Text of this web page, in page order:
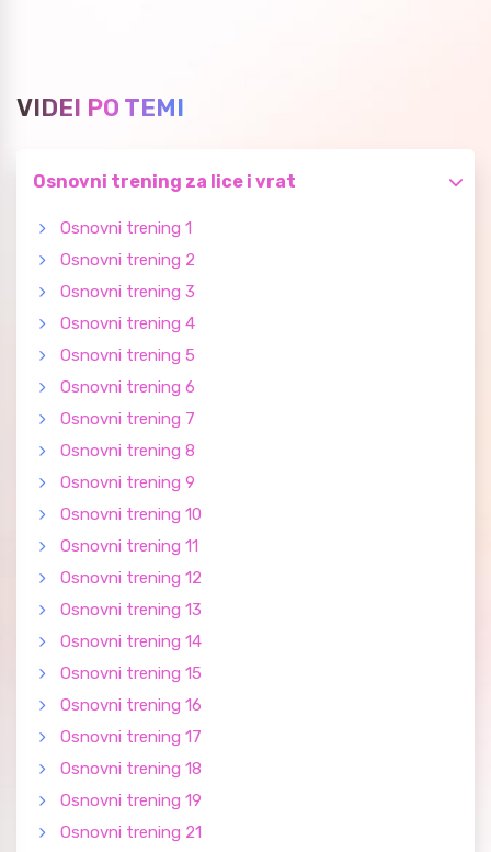
VIDEI PO TEMI
Osnovni trening za lice i vrat
Osnovni trening 1
Osnovni trening 2
Osnovni trening 3
Osnovni trening 4
Osnovni trening 5
Osnovni trening 6
Osnovni trening 7
Osnovni trening 8
Osnovni trening 9
Osnovni trening 10
Osnovni trening 11
Osnovni trening 12
Osnovni trening 13
Osnovni trening 14
Osnovni trening 15
Osnovni trening 16
Osnovni trening 17
Osnovni trening 18
Osnovni trening 19
Osnovni trening 21